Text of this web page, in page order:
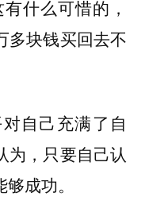
什么可惜的，
多块钱买回去不
自己充满了自
为，只要自己认
成功。